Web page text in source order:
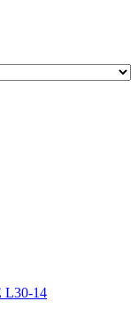
L30-14